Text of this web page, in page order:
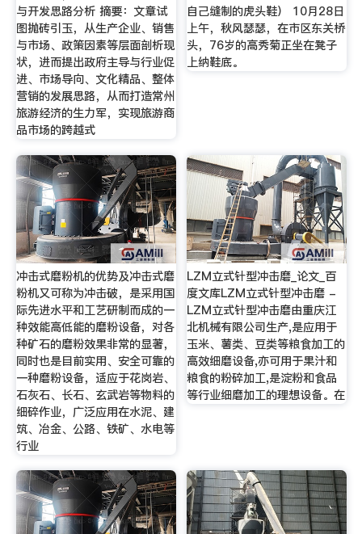
与开发思路分析 摘要：文章试
图抛砖引玉，从生产企业、销售
与市场、政策因素等层面剖析现
状，进而提出政府主导与行业促
进、市场导向、文化精品、整体
营销的发展思路，从而打造常州
旅游经济的生力军，实现旅游商
品市场的跨越式
自己缝制的虎头鞋） 10月28日
上午，秋风瑟瑟，在市区东关桥
头，76岁的高秀菊正坐在凳子
上纳鞋底。
冲击式磨粉机的优势及冲击式磨
粉机又可称为冲击破，是采用国
际先进水平和工艺研制而成的一
种效能高低能的磨粉设备，对各
种矿石的磨粉效果非常的显著，
同时也是目前实用、安全可靠的
一种磨粉设备，适应于花岗岩、
石灰石、长石、玄武岩等物料的
细碎作业，广泛应用在水泥、建
筑、冶金、公路、铁矿、水电等
行业
LZM立式针型冲击磨_论文_百
度文库LZM立式针型冲击磨 -
LZM立式针型冲击磨由重庆江
北机械有限公司生产,是应用于
玉米、薯类、豆类等粮食加工的
高效细磨设备,亦可用于果汁和
粮食的粉碎加工,是淀粉和食品
等行业细磨加工的理想设备。在